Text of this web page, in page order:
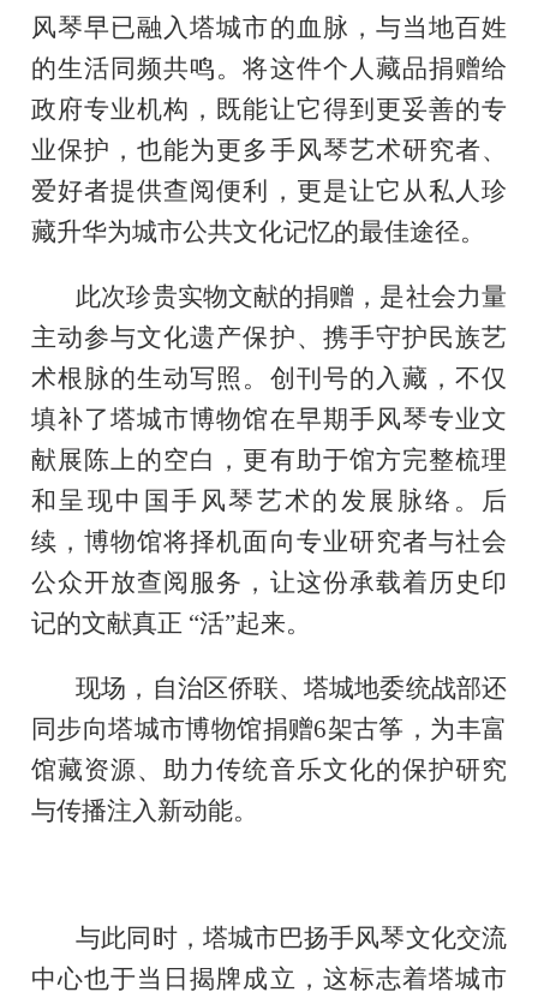
风琴早已融入塔城市的血脉，与当地百姓
的生活同频共鸣。将这件个人藏品捐赠给
政府专业机构，既能让它得到更妥善的专
业保护，也能为更多手风琴艺术研究者、
爱好者提供查阅便利，更是让它从私人珍
藏升华为城市公共文化记忆的最佳途径。
此次珍贵实物文献的捐赠，是社会力量
主动参与文化遗产保护、携手守护民族艺
术根脉的生动写照。创刊号的入藏，不仅
填补了塔城市博物馆在早期手风琴专业文
献展陈上的空白，更有助于馆方完整梳理
和呈现中国手风琴艺术的发展脉络。后
续，博物馆将择机面向专业研究者与社会
公众开放查阅服务，让这份承载着历史印
记的文献真正 “活”起来。
现场，自治区侨联、塔城地委统战部还
同步向塔城市博物馆捐赠6架古筝，为丰富
馆藏资源、助力传统音乐文化的保护研究
与传播注入新动能。
与此同时，塔城市巴扬手风琴文化交流
中心也于当日揭牌成立，这标志着塔城市